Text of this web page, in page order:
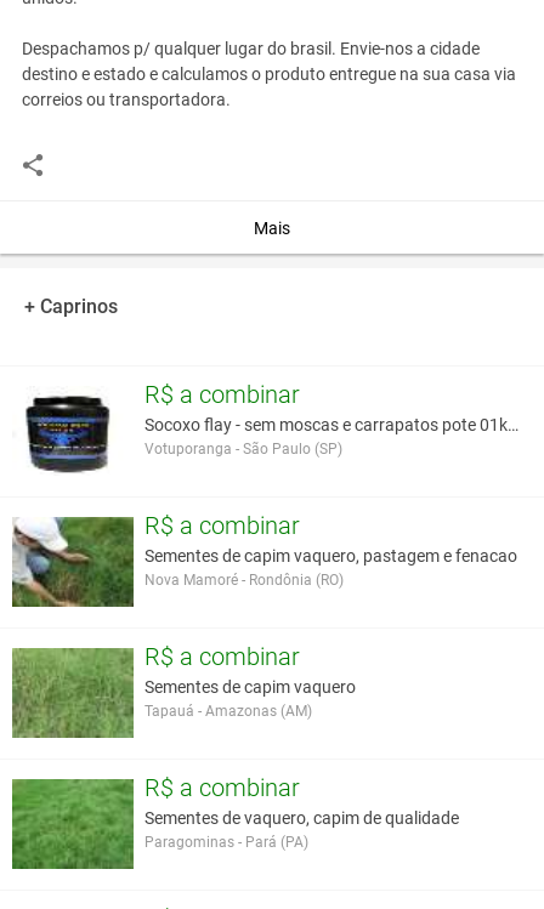
Despachamos p/ qualquer lugar do brasil. Envie-nos a cidade
destino e estado e calculamos o produto entregue na sua casa via
correios ou transportadora.
A REALPECUARIA sementes nacionais e importadas. Atua no
mercado desde 2003 - Regente Feijó - SP contato com Wellington
Horário de atendimento: segunda á sexta das 08:00 hrs - 12:00
Aos sábados das 08:00 hrs - 12:00 hrs.
VENDEMOS QUALQUER QUANTIDADE ACIMA DE 01 KG.
Temos outras sementes:
Cerva viva sansão do campo;
Grama batatais (grama mato grosso);
Você assume toda a responsabilidade pela cotação deste item. Você acha que
este anúncio é contra a política de Agroads?Informar aqui
Mais
+ Caprinos
R$ a combinar
Socoxo flay - sem moscas e carrapatos pote 01kg.
Votuporanga - São Paulo (SP)
R$ a combinar
Sementes de capim vaquero, pastagem e fenacao
Nova Mamoré - Rondônia (RO)
R$ a combinar
Sementes de capim vaquero
Tapauá - Amazonas (AM)
R$ a combinar
Sementes de vaquero, capim de qualidade
Paragominas - Pará (PA)